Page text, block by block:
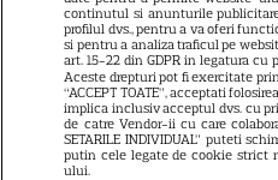
ALTE
continutul si anunturile
profilul dvs., pentru a va oferi
si pentru a analiza traficul pe
art. 15-22 din GDPR in legatura cu
Aceste drepturi pot fi exercitate
“ACCEPT TOATE”, acceptati
implica inclusiv acceptul dvs. cu
de catre Vendor-ii cu care
SETARILE INDIVIDUAL” puteti
putin cele legate de cookie strict
ului.